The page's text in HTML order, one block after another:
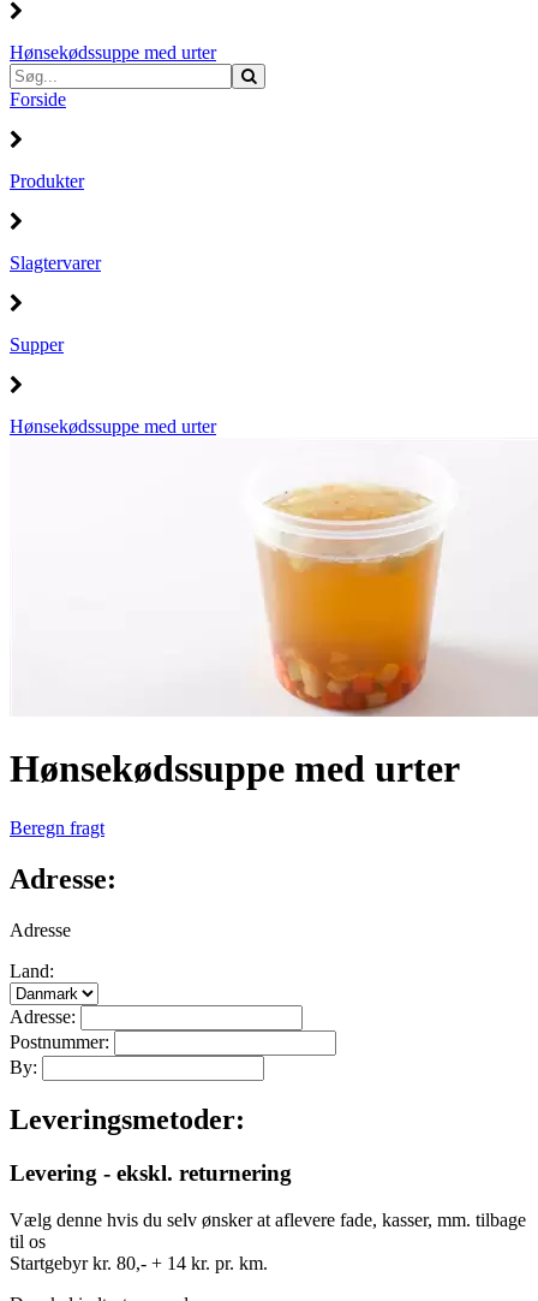
Hønsekødssuppe med urter
Forside
Produkter
Slagtervarer
Supper
Hønsekødssuppe med urter
Hønsekødssuppe med urter
Beregn fragt
Adresse:
Adresse
Land:
Adresse:
Postnummer:
By:
Leveringsmetoder:
Levering - ekskl. returnering
Vælg denne hvis du selv ønsker at aflevere fade, kasser, mm. tilbage
til os
Startgebyr kr. 80,- + 14 kr. pr. km.